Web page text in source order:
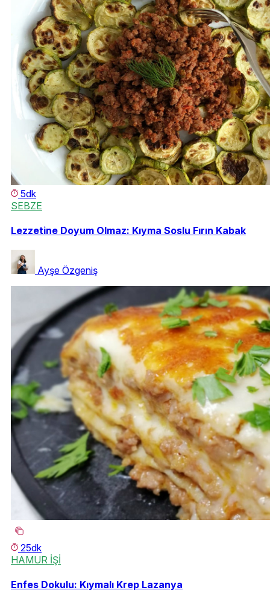
5dk
SEBZE
Lezzetine Doyum Olmaz: Kıyma Soslu Fırın Kabak
Ayşe Özgeniş
25dk
HAMUR İŞİ
Enfes Dokulu: Kıymalı Krep Lazanya